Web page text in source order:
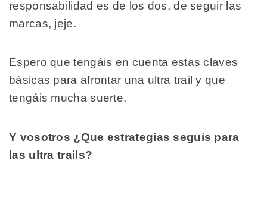
responsabilidad es de los dos, de seguir las
marcas, jeje.
Espero que tengáis en cuenta estas claves
básicas para afrontar una ultra trail y que
tengáis mucha suerte.
Y vosotros ¿Que estrategias seguís para
las ultra trails?